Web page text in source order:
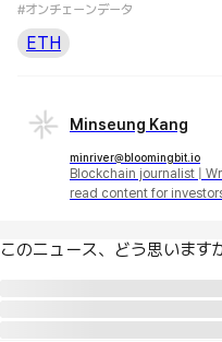
#オンチェーンデータ
ETH
Minseung Kang
minriver@bloomingbit.io
Blockchain journalist |
read content for
このニュース、どう思います